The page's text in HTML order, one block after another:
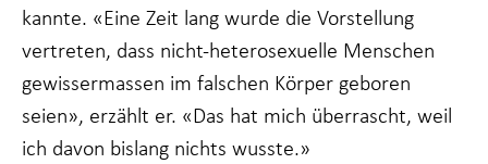
kannte. «Eine Zeit lang wurde die Vorstellung
vertreten, dass nicht-heterosexuelle Menschen
gewissermassen im falschen Körper geboren
seien», erzählt er. «Das hat mich überrascht, weil
ich davon bislang nichts wusste.»